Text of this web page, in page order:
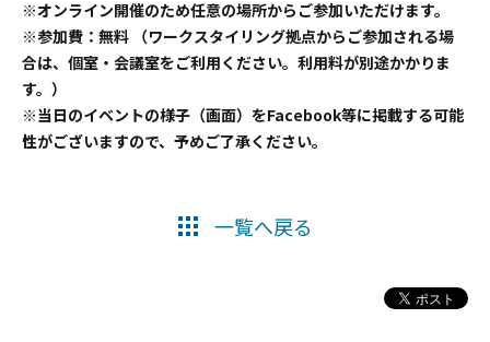
※オンライン開催のため任意の場所からご参加いただけます。
※参加費：無料 （ワークスタイリング拠点からご参加される場
合は、個室・会議室をご利用ください。利用料が別途かかりま
す。）
※当日のイベントの様子（画面）をFacebook等に掲載する可能
性がございますので、予めご了承ください。
一覧へ戻る